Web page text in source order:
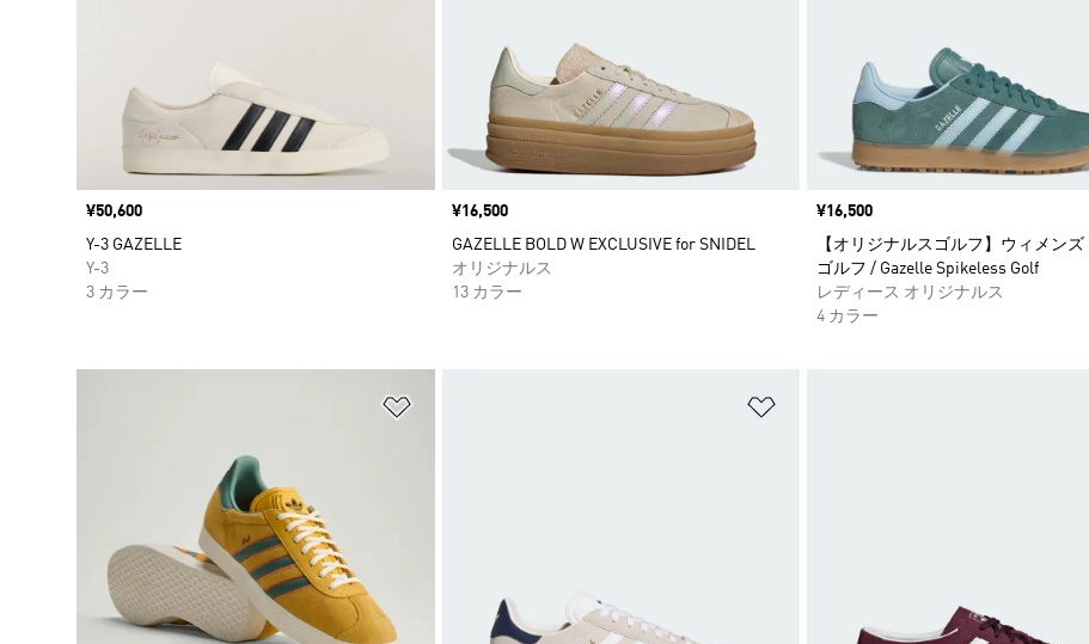
価格
¥50,600
Y-3 GAZELLE
Y-3
3 カラー
価格
¥16,500
GAZELLE BOLD W EXCLUSIVE for SNIDEL
オリジナルス
13 カラー
価格
¥16,500
【オリジナルスゴルフ】ウィメンズ
ゴルフ / Gazelle Spikeless Golf
レディース オリジナルス
4 カラー